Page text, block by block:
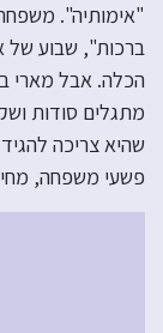
"אימותיה".
ברכות", שבוע של
הכלה. אבל מארי
מתגלים סודות
שהיא צריכה
פשעי משפחה,